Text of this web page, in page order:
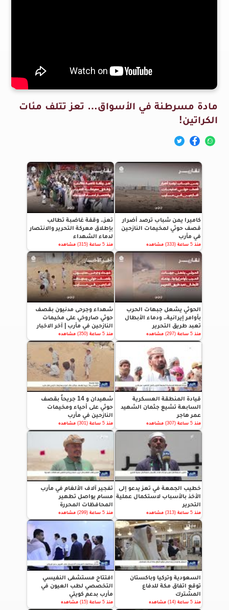
مادة مسرطنة في الأسواق… تعز تتلف مئات
الكراتين!
كاميرا يمن شباب ترصد أضرار
قصف حوثي لمخيمات النازحين
في مأرب
منذ 5 ساعة (333) مشاهده
تعز.. وقفة غاضبة تطالب
بإطلاق معركة التحرير والانتصار
لدماء الشهداء
منذ 5 ساعة (315) مشاهده
الحوثي يشعل جبهات الحرب
بأوامر إيرانية.. ودماء الأبطال
تعبد طريق التحرير
منذ 5 ساعة (297) مشاهده
شهداء وجرحى مدنيون بقصف
حوثي صاروخي على مخيمات
النازحين في مأرب | آخر الاخبار
منذ 5 ساعة (350) مشاهده
قيادة المنطقة العسكرية
السابعة تشيع جثمان الشهيد
عمر هاجر
منذ 5 ساعة (307) مشاهده
شهيدان و 14 جريحاً بقصف
حوثي على أحياء ومخيمات
النازحين في مأرب
منذ 5 ساعة (301) مشاهده
خطيب الجمعة في تعز يدعو إلى
الأخذ بالأسباب لاستكمال عملية
التحرير
منذ 5 ساعة (313) مشاهده
تفجير آلاف الألغام في مأرب
مسام يواصل تطهير
المحافظات المحررة
منذ 5 ساعة (299) مشاهده
السعودية وتركيا وباكستان
توقع اتفاق مكة للدفاع
المشترك
منذ 5 ساعة (14) مشاهده
افتتاح مستشفى النفيسي
التخصصي لطب العيون في
مأرب بدعم كويتي
منذ 5 ساعة (15) مشاهده